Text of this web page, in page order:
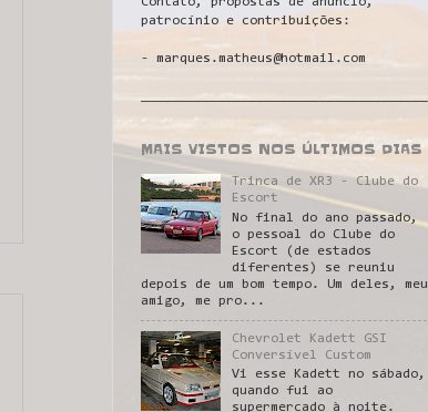
patrocínio e contribuições:
- marques.matheus@hotmail.com
MAIS VISTOS NOS ÚLTIMOS DIAS
Trinca de XR3 - Clube do
Escort
No final do ano passado,
o pessoal do Clube do
Escort (de estados
diferentes) se reuniu
depois de um bom tempo. Um deles, meu
amigo, me pro...
Chevrolet Kadett GSI
Conversível Custom
Vi esse Kadett no sábado,
quando fui ao
supermercado à noite.